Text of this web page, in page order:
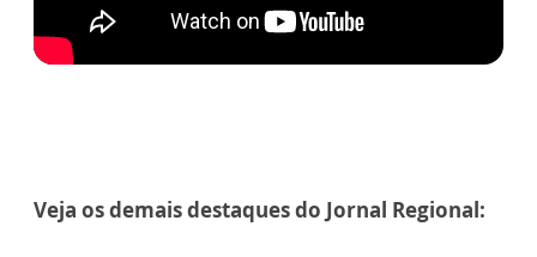
Veja os demais destaques do Jornal Regional: